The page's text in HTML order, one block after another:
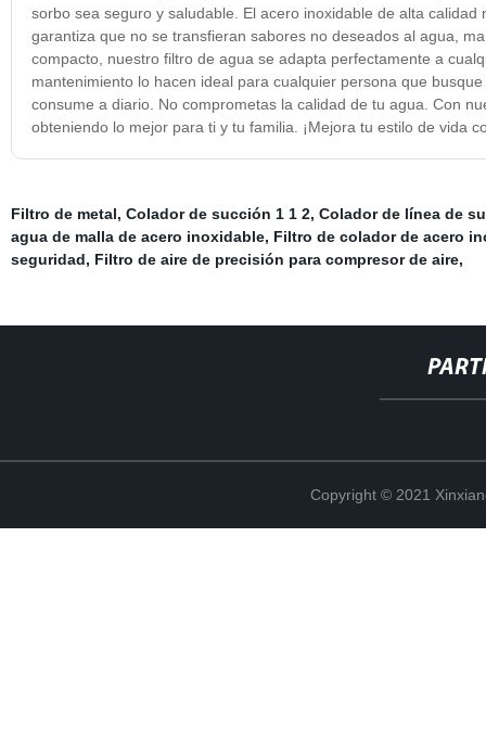
sorbo sea seguro y saludable. El acero inoxidable de alta
garantiza que no se transfieran sabores no deseados al agua,
compacto, nuestro filtro de agua se adapta perfectamente a
mantenimiento lo hacen ideal para cualquier persona que
consume a diario. No comprometas la calidad de tu agua. Con
obteniendo lo mejor para ti y tu familia. ¡Mejora tu estilo de vida
Filtro de metal, Colador de succión 1 1 2, Colador de línea de
agua de malla de acero inoxidable, Filtro de colador de acero
seguridad, Filtro de aire de precisión para compresor de aire,
Copyright © 2021